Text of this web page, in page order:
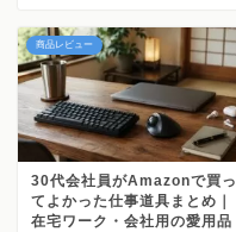
商品レビュー
30代会社員がAmazonで買っ
てよかった仕事道具まとめ｜
在宅ワーク・会社用の愛用品